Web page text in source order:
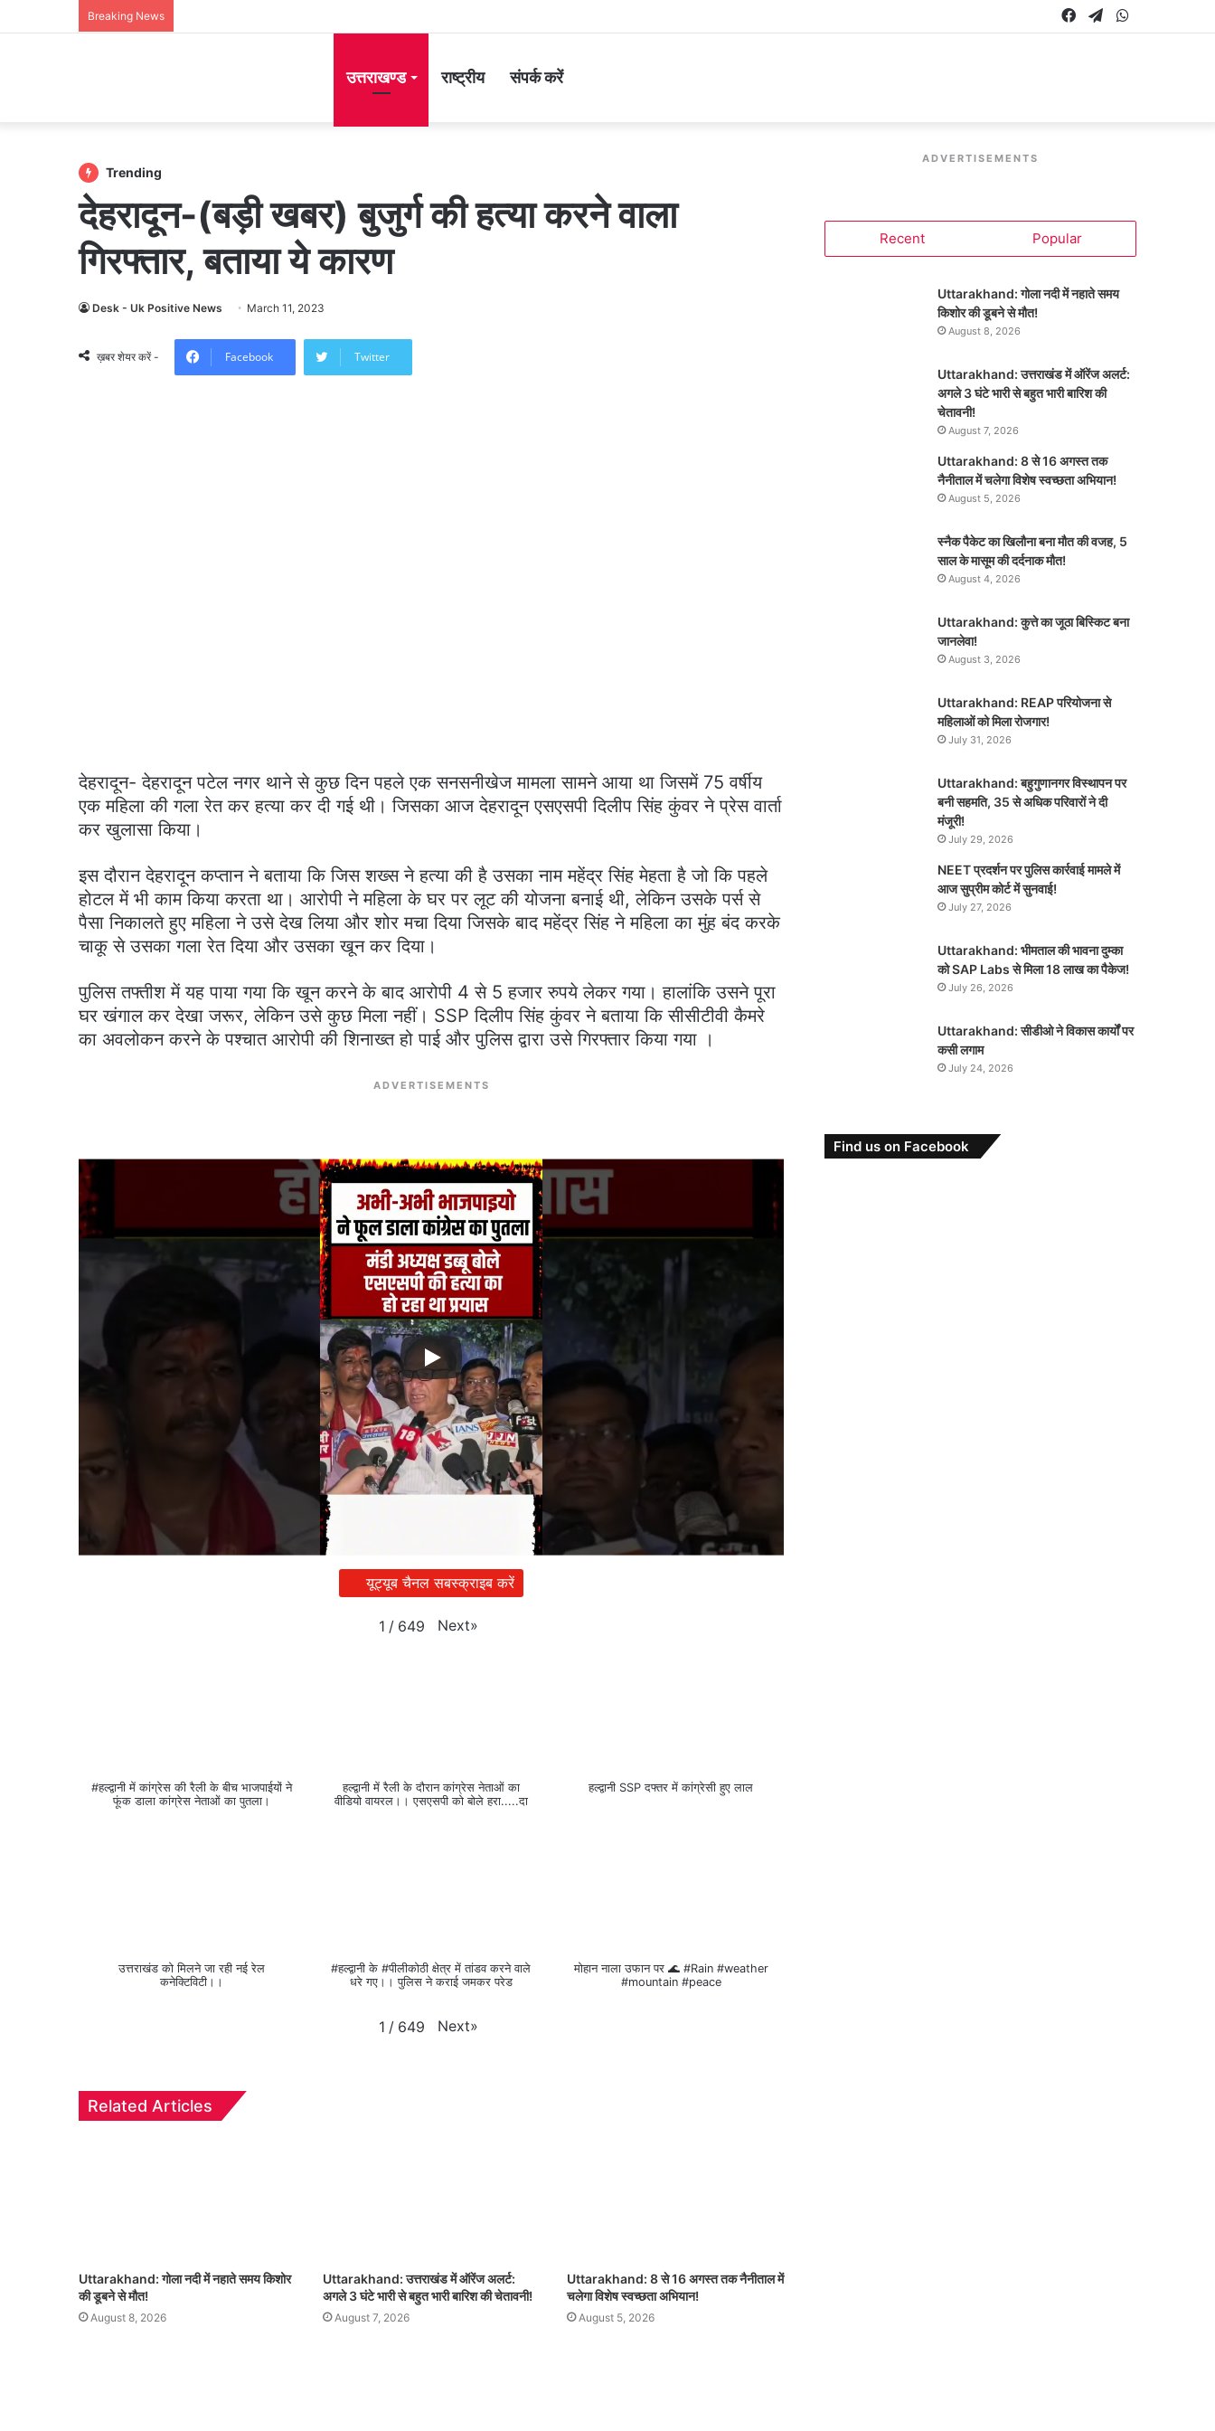
Breaking News Telegram
Facebook
उत्तराखण्ड राष्ट्रीय संपर्क करें
Trending
देहरादून-(बड़ी खबर) बुजुर्ग की हत्या करने वाला
गिरफ्तार, बताया ये कारण
Desk - Uk Positive News March 11, 2023
ख़बर शेयर करें - Facebook Twitter
देहरादून- देहरादून पटेल नगर थाने से कुछ दिन पहले एक सनसनीखेज मामला सामने आया था जिसमें 75 वर्षीय
एक महिला की गला रेत कर हत्या कर दी गई थी। जिसका आज देहरादून एसएसपी दिलीप सिंह कुंवर ने प्रेस वार्ता
कर खुलासा किया।
इस दौरान देहरादून कप्तान ने बताया कि जिस शख्स ने हत्या की है उसका नाम महेंद्र सिंह मेहता है जो कि पहले
होटल में भी काम किया करता था। आरोपी ने महिला के घर पर लूट की योजना बनाई थी, लेकिन उसके पर्स से
पैसा निकालते हुए महिला ने उसे देख लिया और शोर मचा दिया जिसके बाद महेंद्र सिंह ने महिला का मुंह बंद करके
चाकू से उसका गला रेत दिया और उसका खून कर दिया।
पुलिस तफ्तीश में यह पाया गया कि खून करने के बाद आरोपी 4 से 5 हजार रुपये लेकर गया। हालांकि उसने पूरा
घर खंगाल कर देखा जरूर, लेकिन उसे कुछ मिला नहीं। SSP दिलीप सिंह कुंवर ने बताया कि सीसीटीवी कैमरे
का अवलोकन करने के पश्चात आरोपी की शिनाख्त हो पाई और पुलिस द्वारा उसे गिरफ्तार किया गया ।
ADVERTISEMENTS
यूट्यूब चैनल सबस्क्राइब करें
1 / 649 Next»
#हल्द्वानी में कांग्रेस की रैली के बीच भाजपाईयों ने
फूंक डाला कांग्रेस नेताओं का पुतला।
हल्द्वानी में रैली के दौरान कांग्रेस नेताओं का
वीडियो वायरल।। एसएसपी को बोले हरा.....दा
हल्द्वानी SSP दफ्तर में कांग्रेसी हुए लाल
उत्तराखंड को मिलने जा रही नई रेल
कनेक्टिविटी।।
#हल्द्वानी के #पीलीकोठी क्षेत्र में तांडव करने वाले
धरे गए।। पुलिस ने कराई जमकर परेड
मोहान नाला उफान पर 🌊 #Rain #weather
#mountain #peace
1 / 649 Next»
Related Articles
Uttarakhand: गोला नदी में नहाते समय किशोर
की डूबने से मौत!
August 8, 2026
Uttarakhand: उत्तराखंड में ऑरेंज अलर्ट:
अगले 3 घंटे भारी से बहुत भारी बारिश की चेतावनी!
August 7, 2026
Uttarakhand: 8 से 16 अगस्त तक नैनीताल में
चलेगा विशेष स्वच्छता अभियान!
August 5, 2026
ADVERTISEMENTS
Recent Popular
Uttarakhand: गोला नदी में नहाते समय
किशोर की डूबने से मौत!
August 8, 2026
Uttarakhand: उत्तराखंड में ऑरेंज अलर्ट:
अगले 3 घंटे भारी से बहुत भारी बारिश की
चेतावनी!
August 7, 2026
Uttarakhand: 8 से 16 अगस्त तक
नैनीताल में चलेगा विशेष स्वच्छता अभियान!
August 5, 2026
स्नैक पैकेट का खिलौना बना मौत की वजह, 5
साल के मासूम की दर्दनाक मौत!
August 4, 2026
Uttarakhand: कुत्ते का जूठा बिस्किट बना
जानलेवा!
August 3, 2026
Uttarakhand: REAP परियोजना से
महिलाओं को मिला रोजगार!
July 31, 2026
Uttarakhand: बहुगुणानगर विस्थापन पर
बनी सहमति, 35 से अधिक परिवारों ने दी
मंजूरी!
July 29, 2026
NEET प्रदर्शन पर पुलिस कार्रवाई मामले में
आज सुप्रीम कोर्ट में सुनवाई!
July 27, 2026
Uttarakhand: भीमताल की भावना दुम्का
को SAP Labs से मिला 18 लाख का पैकेज!
July 26, 2026
Uttarakhand: सीडीओ ने विकास कार्यों पर
कसी लगाम
July 24, 2026
Find us on Facebook